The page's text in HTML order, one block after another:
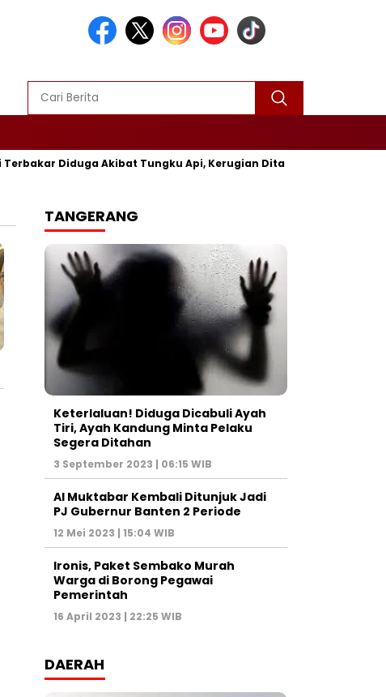
Diduga Akibat Tungku Api, Kerugian Ditaksir Rp25 Juta
TANGERANG
Keterlaluan! Diduga Dicabuli Ayah
Tiri, Ayah Kandung Minta Pelaku
Segera Ditahan
3 September 2023 | 06:15 WIB
Al Muktabar Kembali Ditunjuk Jadi
PJ Gubernur Banten 2 Periode
12 Mei 2023 | 15:04 WIB
Ironis, Paket Sembako Murah
Warga di Borong Pegawai
Pemerintah
16 April 2023 | 22:25 WIB
DAERAH